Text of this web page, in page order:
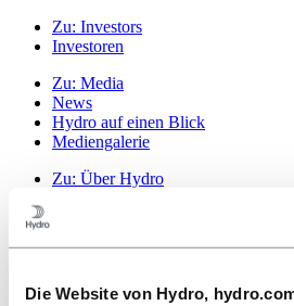
Die Website von Hydro,
Zu: Investors
Investoren
Zu: Media
News
Hydro auf einen Blick
Mediengalerie
Zu: Über Hydro
Standorte in Deutschland